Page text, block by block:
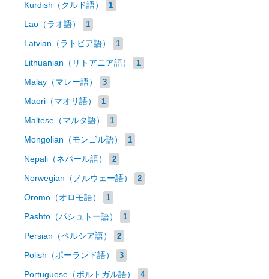
Kurdish（クルド語） 1
Lao（ラオ語） 1
Latvian（ラトビア語） 1
Lithuanian（リトアニア語） 1
Malay（マレー語） 3
Maori（マオリ語） 1
Maltese（マルタ語） 1
Mongolian（モンゴル語） 1
Nepali（ネパール語） 2
Norwegian（ノルウェー語） 2
Oromo（オロモ語） 1
Pashto（パシュトー語） 1
Persian（ペルシア語） 2
Polish（ポーランド語） 3
Portuguese（ポルトガル語） 4